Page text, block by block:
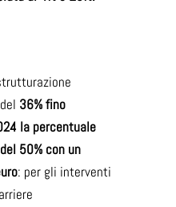
36% fino
la percentuale
50% con un
: per gli interventi